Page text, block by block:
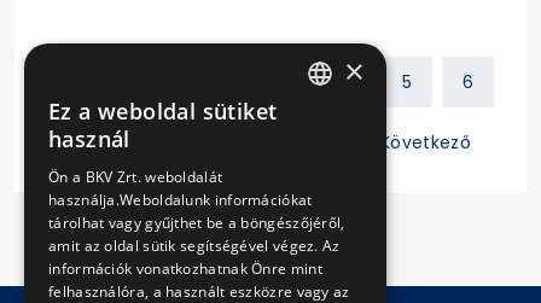
4 5 6
7 Következő
×
Ez a weboldal sütiket
használ
Ön a BKV Zrt. weboldalát
használja.Weboldalunk információkat
tárolhat vagy gyűjthet be a böngészőjéről,
amit az oldal sütik segítségével végez. Az
információk vonatkozhatnak Önre mint
felhasználóra, a használt eszközre vagy az